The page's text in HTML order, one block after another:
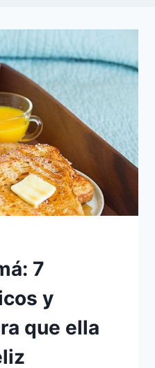
7
y
que ella